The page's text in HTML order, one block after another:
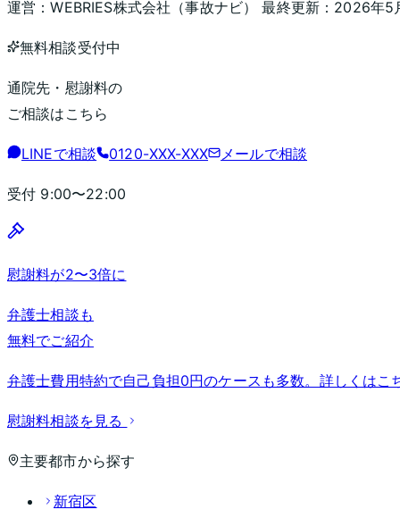
運営：WEBRIES株式会社 （事故ナビ） 最終更新： 2026年5
無料相談受付中
通院先・慰謝料の
ご相談はこちら
LINEで相談 0120-XXX-XXX メールで相談
受付 9:00〜22:00
慰謝料が2〜3倍に
弁護士相談も
無料でご紹介
弁護士費用特約で自己負担0円のケースも多数。詳しくはこ
慰謝料相談を見る
主要都市から探す
新宿区